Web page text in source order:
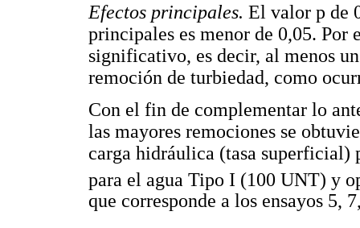
Efectos principales. El valor p de
principales es menor de 0,05.
significativo, es decir, al menos
remoción de turbiedad, como
Con el fin de complementar lo
las mayores remociones se
carga hidráulica (tasa superficial)
para el agua Tipo I (100 UNT) y
que corresponde a los ensayos 5,